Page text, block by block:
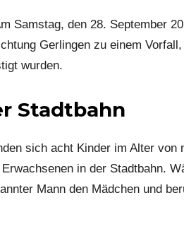
Samstag, den 28. September
Gerlingen zu einem
wurden.
Stadtbahn
sich acht Kinder im Alter von
in der Stadtbahn.
Mann den Mädchen und